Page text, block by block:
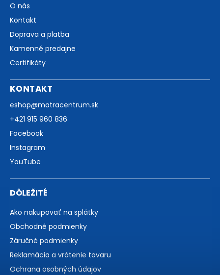
O nás
Kontakt
Doprava a platba
Kamenné predajne
Certifikáty
KONTAKT
eshop@matracentrum.sk
+421 915 960 836
Facebook
Instagram
YouTube
DÔLEŽITÉ
Ako nakupovať na splátky
Obchodné podmienky
Záručné podmienky
Reklamácia a vrátenie tovaru
Ochrana osobných údajov